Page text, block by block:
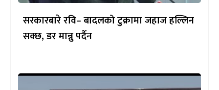
सरकारबारे रवि– बादलको टुक्रामा जहाज हल्लिन
सक्छ, डर मान्नु पर्दैन